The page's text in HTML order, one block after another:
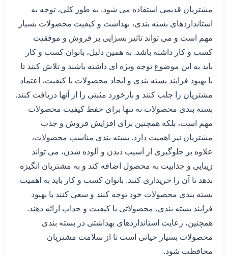
مشتریان قدیمی استفاده می شود. به طور کلی، توجه به
استانداردهای بسته بندی، بهداشت و کیفیت محصولات بسیار
مهم است و می تواند تاثیر بسزایی بر فروش و موفقیت
کسب و کار داشته باشد. به همین دلیل، بانوان کسب و کار
باید به این موضوع توجه ویژه ای داشته باشند و تلاش کنند تا
با بهبود فرایند بسته بندی و ایجاد محصولات با کیفیت، اعتماد
مشتریان را جلب کنند و بازخورد مثبتی را از آنها دریافت کنند.
بسته بندی محصولات نه تنها برای حفظ کیفیت محصولات
مهم است، بلکه همچنین برای افزایش فروش و جذب
مشتریان نیز اهمیت دارد. بسته بندی مناسب محصولات،
علاوه بر جلوگیری از آسیب دیدن و آلوده شدن، می تواند
زیبایی و جذابیت به محصول اضافه کند و به مشتریان انگیزه
بدهد تا آن را خریداری کنند. بانوان کسب و کار باید به اهمیت
بسته بندی محصولات خود توجه کنند و سعی کنند با بهبود
فرایند بسته بندی، محصولاتی با کیفیت و جذاب ارائه دهند.
همچنین، رعایت استانداردهای بهداشتی در بسته بندی
محصولات بسیار حیاتی است تا از سلامت مشتریان
محافظت شود.